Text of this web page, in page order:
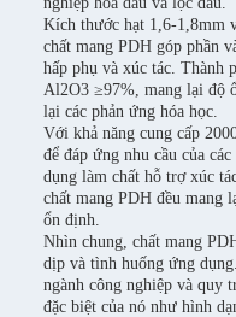
Kích thước hạt 1,6-1,8mm
chất mang PDH góp phần
hấp phụ và xúc tác. Thành
Al2O3 ≥97%, mang lại độ
lại các phản ứng hóa học.
Với khả năng cung cấp
để đáp ứng nhu cầu của
dụng làm chất hỗ trợ xúc
chất mang PDH đều mang
ổn định.
Nhìn chung, chất mang
dịp và tình huống ứng
ngành công nghiệp và quy
đặc biệt của nó như hình